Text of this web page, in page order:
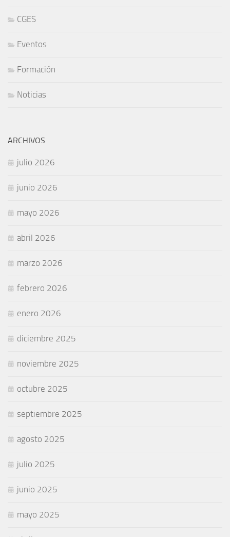
CGES
Eventos
Formación
Noticias
ARCHIVOS
julio 2026
junio 2026
mayo 2026
abril 2026
marzo 2026
febrero 2026
enero 2026
diciembre 2025
noviembre 2025
octubre 2025
septiembre 2025
agosto 2025
julio 2025
junio 2025
mayo 2025